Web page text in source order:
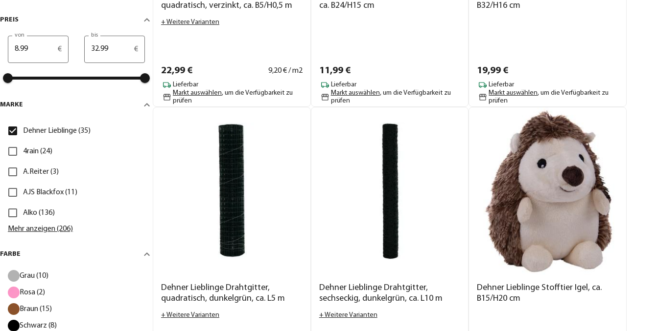
PREIS
von
€
bis
€
MARKE
Dehner Lieblinge (35)
4rain (24)
A.Reiter (3)
AJS Blackfox (11)
Alko (136)
Mehr anzeigen (206)
FARBE
Grau (10)
Rosa (2)
Braun (15)
Schwarz (8)
quadratisch, verzinkt, ca. B5/H0,5 m
+ Weitere Varianten
22,99 € 9,20€ / m2
Lieferbar
Markt auswählen, um die Verfügbarkeit zu
prüfen
ca. B24/H15 cm
11,99€
Lieferbar
Markt auswählen, um die Verfügbarkeit zu
prüfen
B32/H16 cm
19,99 €
Lieferbar
Markt auswählen, um die Verfügbarkeit zu
prüfen
Dehner Lieblinge Drahtgitter,
quadratisch, dunkelgrün, ca. L5 m
+ Weitere Varianten
Dehner Lieblinge Drahtgitter,
sechseckig, dunkelgrün, ca. L10 m
+ Weitere Varianten
Dehner Lieblinge Stofftier Igel, ca.
B15/H20 cm